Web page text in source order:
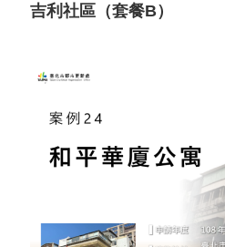
吉利社區（套餐B）